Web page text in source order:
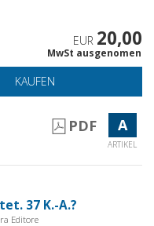
EUR 20,00
MwSt ausgenomen
KAUFEN
PDF A
ARTIKEL
37 K.-A.?
Editore